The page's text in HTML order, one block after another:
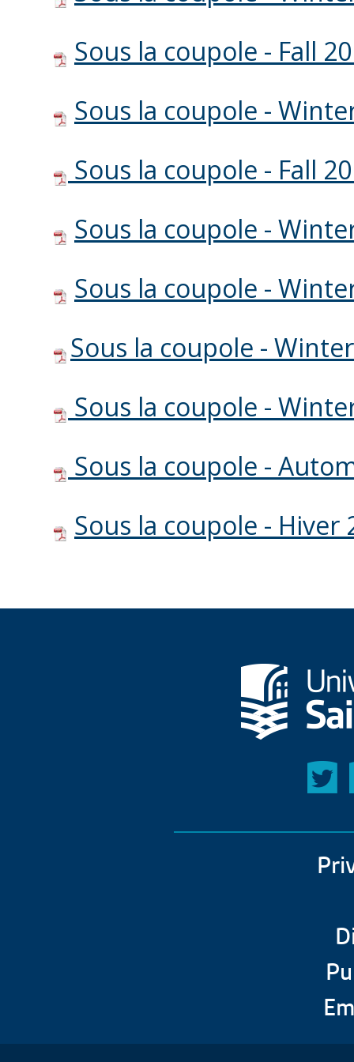
Sous la coupole - Fall
Sous la coupole -
Sous la coupole - Fall
Sous la coupole -
Sous la coupole -
Sous la coupole -
Sous la coupole -
Sous la coupole -
Sous la coupole - Hiver